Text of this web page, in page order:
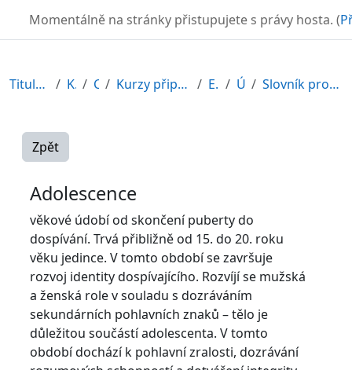
TURBO
Momentálně na stránky přistupujete s právy hosta. (
Titulní stránka Kurzy CDV Kurzy připravené v rámci ESF EDU-V Úvod Slovník pro speciální pedagogy
Zpět
Adolescence
věkové údobí od skončení puberty do
dospívání. Trvá přibližně od 15. do 20. roku
věku jedince. V tomto období se završuje
rozvoj identity dospívajícího. Rozvíjí se mužská
a ženská role v souladu s dozráváním
sekundárních pohlavních znaků – tělo je
důležitou součástí adolescenta. V tomto
období dochází k pohlavní zralosti, dozrávání